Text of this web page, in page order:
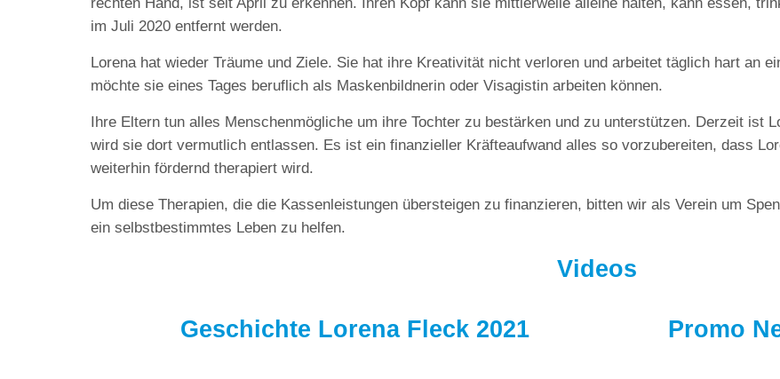
im Juli 2020 entfernt werden.
Lorena hat wieder Träume und Ziele. Sie hat ihre Kreativität nicht verloren und arbeitet täglich hart an
möchte sie eines Tages beruflich als Maskenbildnerin oder Visagistin arbeiten können.
Ihre Eltern tun alles Menschenmögliche um ihre Tochter zu bestärken und zu unterstützen. Derzeit ist
wird sie dort vermutlich entlassen. Es ist ein finanzieller Kräfteaufwand alles so vorzubereiten, dass
weiterhin fördernd therapiert wird.
Um diese Therapien, die die Kassenleistungen übersteigen zu finanzieren, bitten wir als Verein um
ein selbstbestimmtes Leben zu helfen.
Videos
Geschichte Lorena Fleck 2021 Promo